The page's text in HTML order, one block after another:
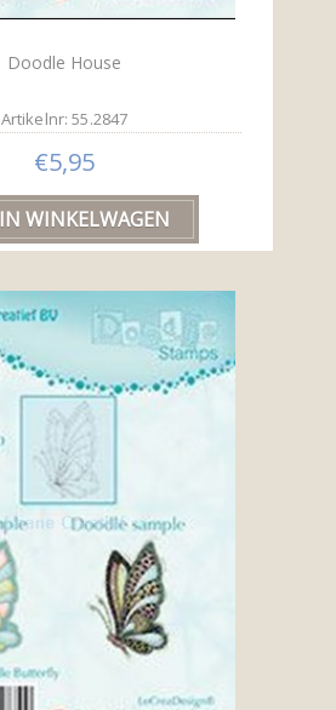
Doodle House
Artikelnr: 55.2847
€5,95